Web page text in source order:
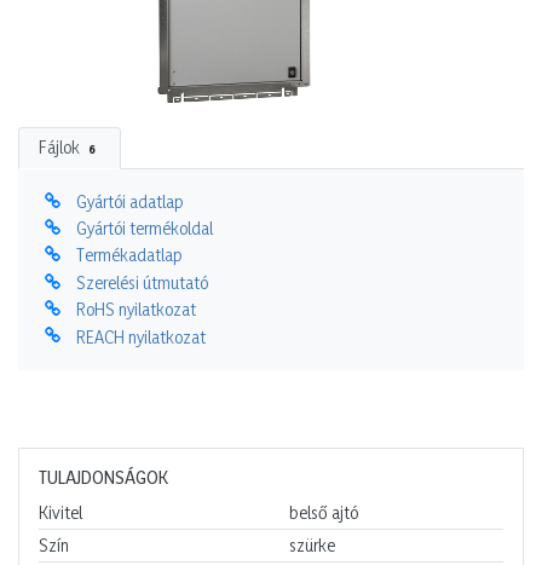
Fájlok 6
Gyártói adatlap
Gyártói termékoldal
Termékadatlap
Szerelési útmutató
RoHS nyilatkozat
REACH nyilatkozat
TULAJDONSÁGOK
Kivitel
belső ajtó
Szín
szürke